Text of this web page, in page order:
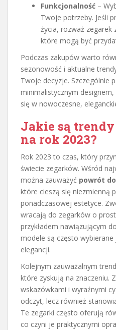
Funkcjonalność –
Twoje potrzeby. Jeśli
życia, rozważ
które mogą być
Podczas zakupów warto
sezonowość i aktualne
Twoje decyzje. Szczególnie
minimalistycznym
się w nowoczesne,
Jakie są
na rok 2023?
Rok 2023 to czas, który
świecie zegarków. Wśród
można zauważyć powrót
które cieszą się niezmienną
ponadczasowej estetyce.
wracają do zegarków o
przykładem nawiązującym
modele są często
elegancji.
Kolejnym zauważalnym
które zyskują na znaczeniu.
wskazówkami i wyraźnymi
odczyt, lecz również
Te zegarki często oferują
co czyni je praktycznymi